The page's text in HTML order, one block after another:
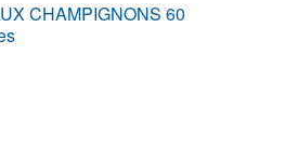
CHAMPIGNONS 60